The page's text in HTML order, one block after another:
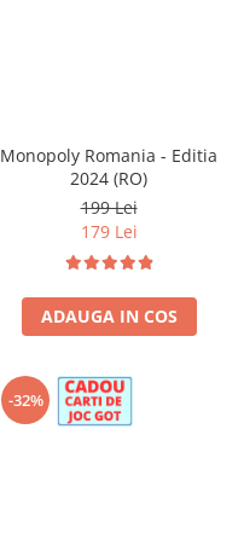
Monopoly Romania - Editia
2024 (RO)
199 Lei
179 Lei
ADAUGA IN COS
-32%